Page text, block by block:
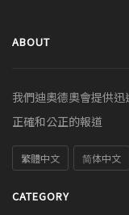
ABOUT
我們迪奧德奧會提供迅
正確和公正的報道
繁體中文 简体中文
CATEGORY